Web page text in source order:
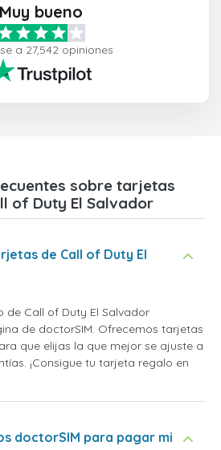
Muy bueno
a 27,542 opiniones
sobre tarjetas
of Duty El Salvador
de Call of Duty El
Call of Duty El Salvador
de doctorSIM. Ofrecemos tarjetas
que elijas la que mejor se ajuste a
¡Consigue tu tarjeta regalo en
doctorSIM para pagar mi